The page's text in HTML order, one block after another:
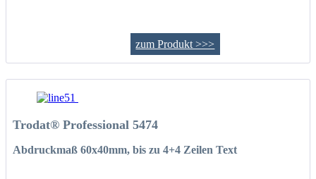
zum Produkt >>>
Trodat® Professional 5474
Abdruckmaß 60x40mm, bis zu 4+4 Zeilen Text